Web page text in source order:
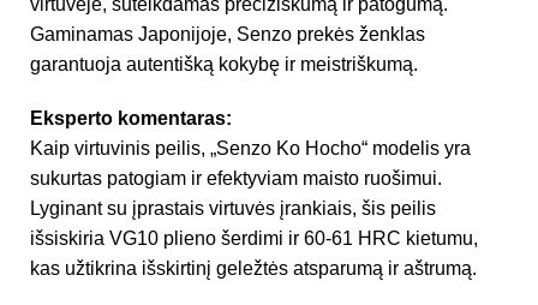
Gaminamas Japonijoje, Senzo prekės ženklas
garantuoja autentišką kokybę ir meistriškumą.
Eksperto komentaras:
Kaip virtuvinis peilis, „Senzo Ko Hocho“ modelis yra
sukurtas patogiam ir efektyviam maisto ruošimui.
Lyginant su įprastais virtuvės įrankiais, šis peilis
išsiskiria VG10 plieno šerdimi ir 60-61 HRC kietumu,
kas užtikrina išskirtinį geležtės atsparumą ir aštrumą.